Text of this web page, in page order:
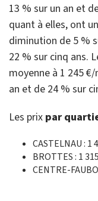
13 % sur un an et
quant à elles, ont
diminution de 5 %
22 % sur cinq ans.
moyenne à 1 245
an et de 24 % sur
Les prix par
CASTELNAU : 1
BROTTES : 1
CENTRE-